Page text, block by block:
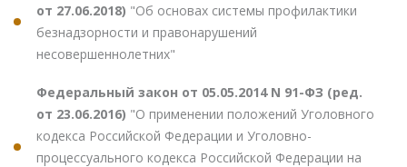
от 27.06.2018) "Об основах системы профилактики
безнадзорности и правонарушений
несовершеннолетних"
Федеральный закон от 05.05.2014 N 91-ФЗ (ред.
от 23.06.2016) "О применении положений Уголовного
кодекса Российской Федерации и Уголовно-
процессуального кодекса Российской Федерации на